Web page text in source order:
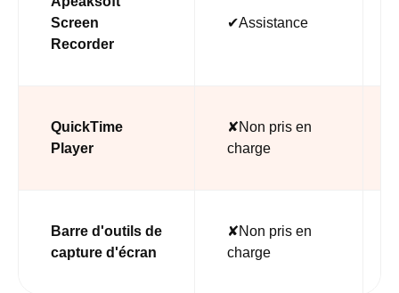
Screen
Recorder
✔Assistance
QuickTime
Player
✘Non pris en
charge
Barre d'outils de
capture d'écran
✘Non pris en
charge